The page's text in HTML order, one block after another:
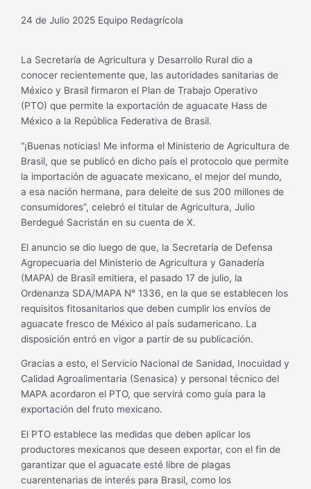
24 de Julio 2025 Equipo Redagrícola
La Secretaría de Agricultura y Desarrollo Rural dio a
conocer recientemente que, las autoridades sanitarias de
México y Brasil firmaron el Plan de Trabajo Operativo
(PTO) que permite la exportación de aguacate Hass de
México a la República Federativa de Brasil.
“¡Buenas noticias! Me informa el Ministerio de Agricultura de
Brasil, que se publicó en dicho país el protocolo que permite
la importación de aguacate mexicano, el mejor del mundo,
a esa nación hermana, para deleite de sus 200 millones de
consumidores”, celebró el titular de Agricultura, Julio
Berdegué Sacristán en su cuenta de X.
El anuncio se dio luego de que, la Secretaría de Defensa
Agropecuaria del Ministerio de Agricultura y Ganadería
(MAPA) de Brasil emitiera, el pasado 17 de julio, la
Ordenanza SDA/MAPA N° 1336, en la que se establecen los
requisitos fitosanitarios que deben cumplir los envíos de
aguacate fresco de México al país sudamericano. La
disposición entró en vigor a partir de su publicación.
Gracias a esto, el Servicio Nacional de Sanidad, Inocuidad y
Calidad Agroalimentaria (Senasica) y personal técnico del
MAPA acordaron el PTO, que servirá como guía para la
exportación del fruto mexicano.
El PTO establece las medidas que deben aplicar los
productores mexicanos que deseen exportar, con el fin de
garantizar que el aguacate esté libre de plagas
cuarentenarias de interés para Brasil, como los